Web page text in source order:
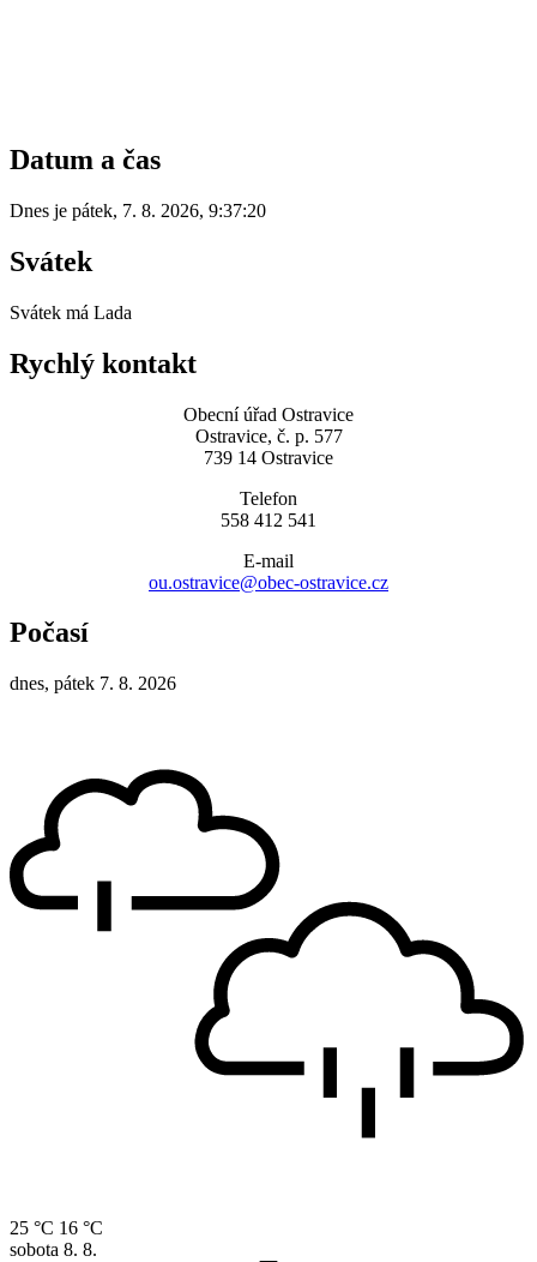
Datum a čas
Dnes je pátek, 7. 8. 2026, 9:37:20
Svátek
Svátek má Lada
Rychlý kontakt
Obecní úřad Ostravice
Ostravice, č. p. 577
739 14 Ostravice
Telefon
558 412 541
E-mail
ou.ostravice@obec-ostravice.cz
Počasí
dnes, pátek 7. 8. 2026
25 °C 16 °C
sobota 8. 8.